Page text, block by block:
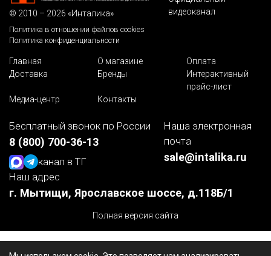
© 2010 – 2026 «Инталика»
Политика в отношении файлов cookies
Политика конфиденциальности
видеоканал
Главная О магазине
Оплата
Доставка
Бренды
Интерактивный
прайс-лист
Медиа-центр
Контакты
Бесплатный звонок по России
8 (800) 700-36-13
канал в ТГ
Наша электронная
почта
sale@intalika.ru
Наш адрес
г. Мытищи, Ярославское шоссе, д.118Б/1
Полная версия сайта